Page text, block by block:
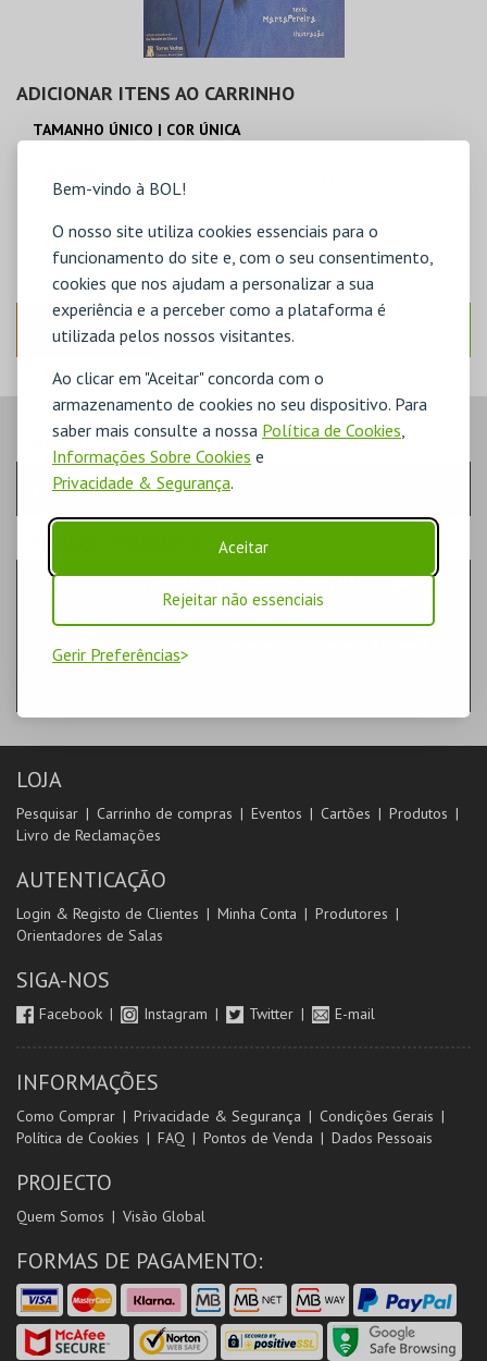
Bem-vindo à BOL!
O nosso site utiliza cookies essenciais para o
funcionamento do site e, com o seu consentimento,
cookies que nos ajudam a personalizar a sua
experiência e a perceber como a plataforma é
utilizada pelos nossos visitantes.
Ao clicar em "Aceitar" concorda com o
armazenamento de cookies no seu dispositivo. Para
saber mais consulte a nossa Política de Cookies
Informações Sobre Cookies e
Privacidade & Segurança.
Aceitar
Rejeitar não essenciais
Gerir Preferências
ADICIONAR ITENS AO CARRINHO
TAMANHO ÚNICO | COR ÚNICA
ADICIONAR
ANTERIOR
PASSO- QUANTIDADE
Escolha a quantidade e os produtos desejados
A ÁRVORE QUE QUERIA TER PASSARINHOS
LIVROS
LOJA
Pesquisar Carrinho de compras Eventos Cartões
Produtos
Livro de Reclamações
AUTENTICAÇÃO
Login & Registo de Clientes Minha Conta
Produtores
Orientadores de Salas
SIGA-NOS
Facebook Instagram Twitter E-mail
INFORMAÇÕES
Como Comprar Privacidade & Segurança
Condições Gerais
Política de Cookies
FAQ Pontos de Venda Dados Pessoais
PROJECTO
Quem Somos Visão Global
FORMAS DE PAGAMENTO: